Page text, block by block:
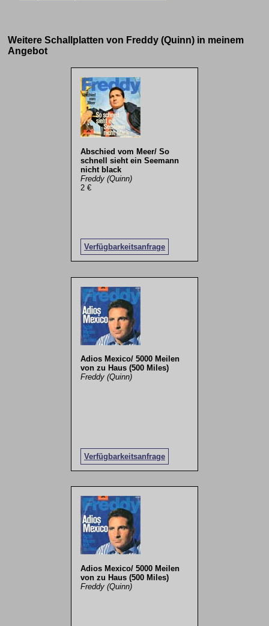
Weitere Schallplatten von Freddy (Quinn) in meinem
Angebot
Abschied vom Meer/ So
schnell sieht ein Seemann
nicht black
Freddy (Quinn)
2 €
Verfügbarkeitsanfrage
Adios Mexico/ 5000 Meilen
von zu Haus (500 Miles)
Freddy (Quinn)
Verfügbarkeitsanfrage
Adios Mexico/ 5000 Meilen
von zu Haus (500 Miles)
Freddy (Quinn)